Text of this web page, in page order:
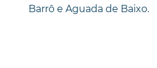
Barrô e Aguada de Baixo.